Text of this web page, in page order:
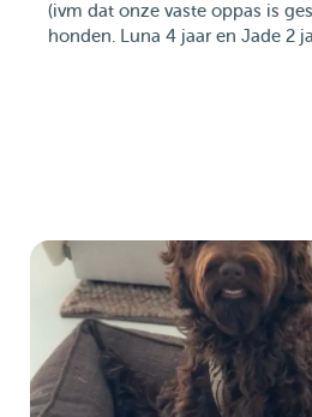
(ivm dat onze vaste oppas is
honden. Luna 4 jaar en Jade 2